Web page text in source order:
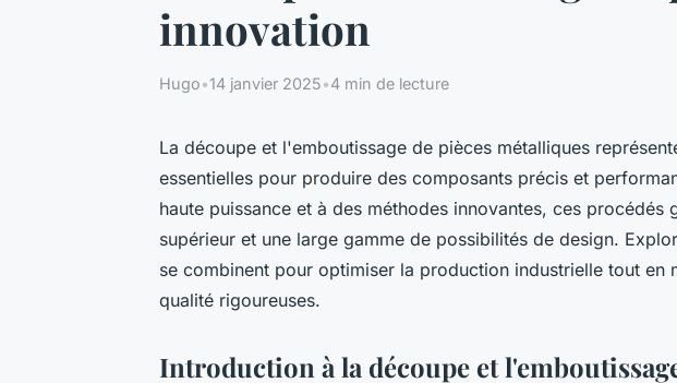
innovation
Hugo•14 janvier 2025•4 min de lecture
La découpe et l'emboutissage de pièces métalliques
essentielles pour produire des composants précis et
haute puissance et à des méthodes innovantes, ces procédés
supérieur et une large gamme de possibilités de design.
se combinent pour optimiser la production industrielle tout en
qualité rigoureuses.
Introduction à la découpe et